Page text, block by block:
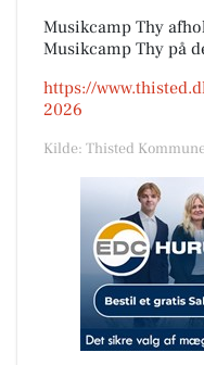
Musikcamp Thy
Musikcamp Thy på
https://
2026
Kilde: Thisted